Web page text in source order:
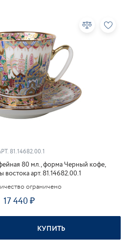
81.14682.00.1
80 мл., форма Черный кофе,
арт. 81.14682.00.1
ограничено
17 440
КУПИТЬ